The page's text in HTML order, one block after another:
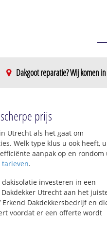
Dakgoot reparatie? Wij komen
prijs
Utrecht als het gaat om
Welk type klus u ook heeft, u
aanpak op en rondom
tarieven.
investeren in een
Utrecht aan het
Erkend Dakdekkersbedrijf en
voordat er een offerte wordt